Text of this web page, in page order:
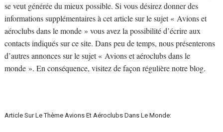
se veut générée du mieux possible. Si vous désirez donner des
informations supplémentaires à cet article sur le sujet « Avions et
aéroclubs dans le monde » vous avez la possibilité d’écrire aux
contacts indiqués sur ce site. Dans peu de temps, nous présenterons
d’autres annonces sur le sujet « Avions et aéroclubs dans le
monde ». En conséquence, visitez de façon régulière notre blog.
Article Sur Le Thème Avions Et Aéroclubs Dans Le Monde: